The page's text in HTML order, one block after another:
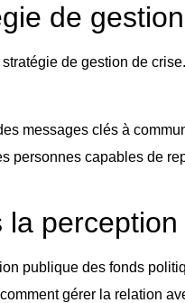
de
de gestion de
messages clés à
personnes capables de
publique des fonds
gérer la relation